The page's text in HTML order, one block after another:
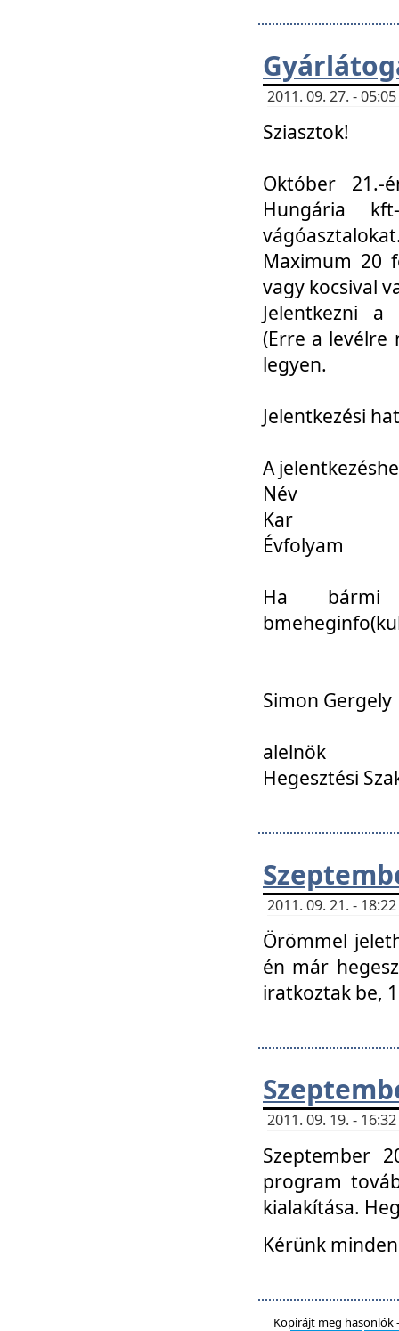
2011. 09. 27. -
Sziasztok!
Október 21.-
Hungária
Maximum 20
vagy kocsival
Jelentkezni a
(Erre a levélre
legyen.
Jelentkezési
A
Név
Kar
Évfolyam
Ha
Simon Gergely
alelnök
Hegesztési
2011. 09. 21. -
Örömmel
én már
iratkoztak be,
2011. 09. 19. -
Szeptember
program
kialakítása.
Kérünk
Kopirájt meg hasonlók